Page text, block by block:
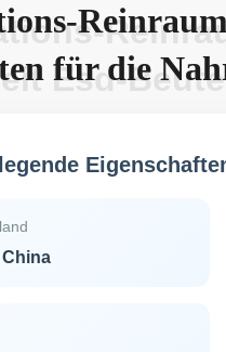
für die
Esd-